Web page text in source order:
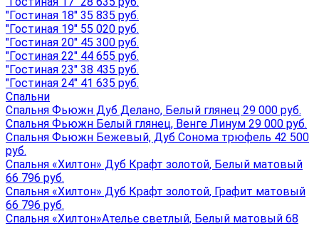
"Гостиная 18" 35 835 руб.
"Гостиная 19" 55 020 руб.
"Гостиная 20" 45 300 руб.
"Гостиная 22" 44 655 руб.
"Гостиная 23" 38 435 руб.
"Гостиная 24" 41 635 руб.
Спальни
Спальня Фьюжн Дуб Делано, Белый глянец 29 000 руб.
Спальня Фьюжн Белый глянец, Венге Линум 29 000 руб.
Спальня Фьюжн Бежевый, Дуб Сонома трюфель 42 500
руб.
Спальня «Хилтон» Дуб Крафт золотой, Белый матовый
66 796 руб.
Спальня «Хилтон» Дуб Крафт золотой, Графит матовый
66 796 руб.
Спальня «Хилтон»Ателье светлый, Белый матовый 68